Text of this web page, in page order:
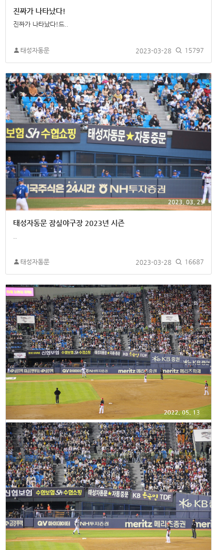
진짜가 나타났다!
진짜가 나타났다!드..
태성자동문 2023-03-28 15797
태성자동문 잠실야구장 2023년 시즌
태성자동문 2023-03-28 16687